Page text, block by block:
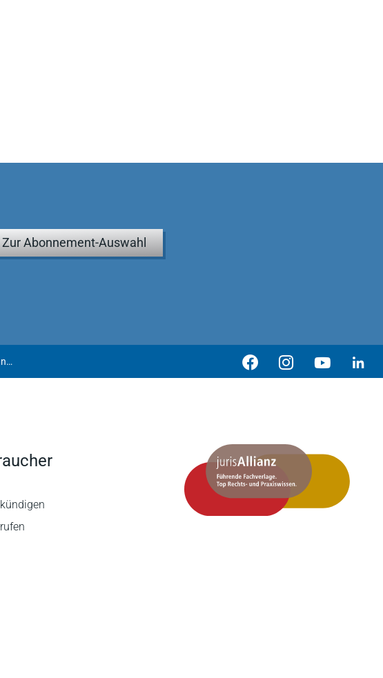
Zur Abonnement-Auswahl
Kapitalanleger-Musterverfahren: Willkürlich fehlerhaft angewandtes Verfahrensrecht